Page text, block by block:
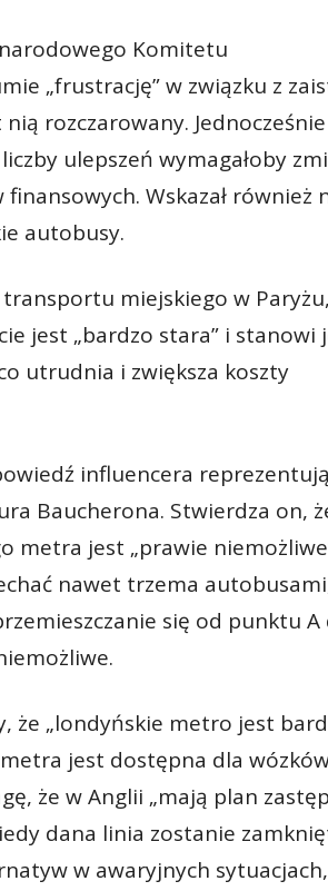
Komitetu
„frustrację” w związku z
rozczarowany. Jednocześnie
ulepszeń wymagałoby
Wskazał również
autobusy.
transportu miejskiego w Paryżu,
jest „bardzo stara” i stanowi
utrudnia i zwiększa koszty
influencera
Baucherona. Stwierdza on,
metra jest „prawie
nawet trzema
się od punktu A
że „londyńskie metro jest
jest dostępna dla
że w Anglii „mają plan
dana linia zostanie
w awaryjnych